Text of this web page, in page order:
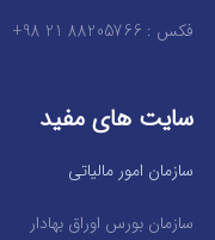
فکس : 88205766 21 98+
سایت های مفید
سازمان امور مالیاتی
سازمان بورس اوراق بهادار